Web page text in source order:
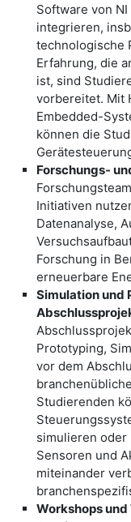
Software von
integrieren,
technologische
Erfahrung, die
ist, sind
vorbereitet. Mit
Embedded-
können die
Forschungs-
Initiativen
Datenanalyse,
Forschung in
erneuerbare
​Simulation und
Prototyping,
vor dem
Studierenden
simulieren oder
Sensoren und
miteinander
​Workshops